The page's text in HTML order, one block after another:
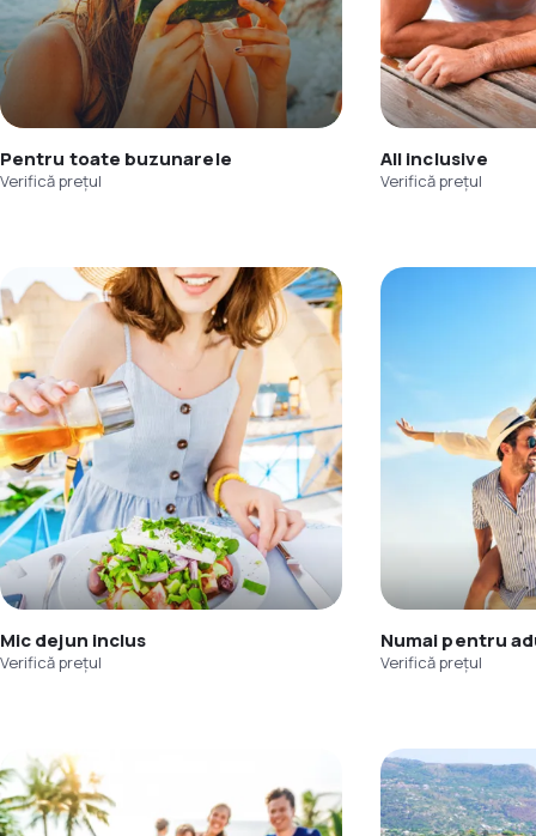
Pentru toate buzunarele
Verifică prețul
All inclusive
Verifică prețul
Mic dejun inclus
Verifică prețul
Numai pentru
Verifică prețul